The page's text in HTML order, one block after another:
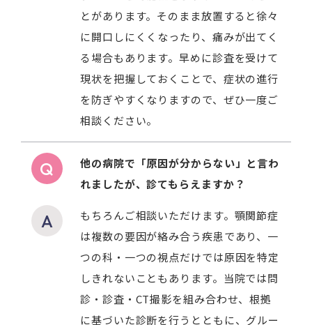
とがあります。そのまま放置すると徐々
に開口しにくくなったり、痛みが出てく
る場合もあります。早めに診査を受けて
現状を把握しておくことで、症状の進行
を防ぎやすくなりますので、ぜひ一度ご
相談ください。
他の病院で「原因が分からない」と言わ
れましたが、診てもらえますか？
もちろんご相談いただけます。顎関節症
は複数の要因が絡み合う疾患であり、一
つの科・一つの視点だけでは原因を特定
しきれないこともあります。当院では問
診・診査・CT撮影を組み合わせ、根拠
に基づいた診断を行うとともに、グルー